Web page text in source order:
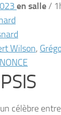
en salle/
Wilson,
célèbre